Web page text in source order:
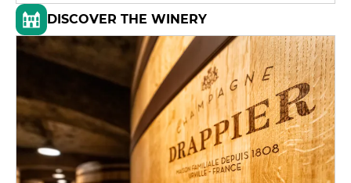
DISCOVER THE WINERY